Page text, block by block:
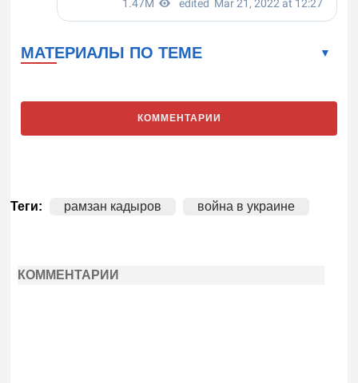
МАТЕРИАЛЫ ПО ТЕМЕ
КОММЕНТАРИИ
Теги: рамзан кадыров война в украине
КОММЕНТАРИИ